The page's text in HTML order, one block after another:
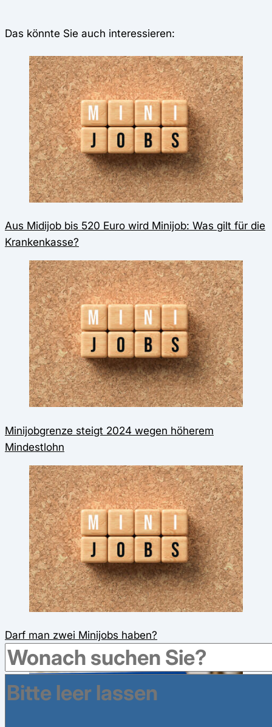
Das könnte Sie auch interessieren:
Aus Midijob bis 520 Euro wird Minijob: Was gilt für die
Krankenkasse?
Minijobgrenze steigt 2024 wegen höherem
Mindestlohn
Darf man zwei Minijobs haben?